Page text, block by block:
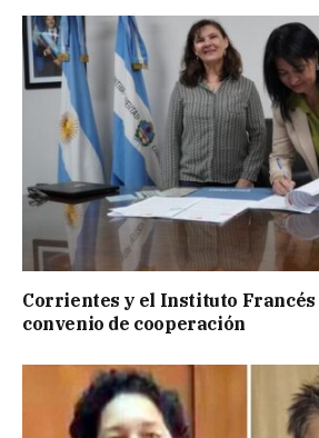
Corrientes y el Instituto
convenio de cooperación